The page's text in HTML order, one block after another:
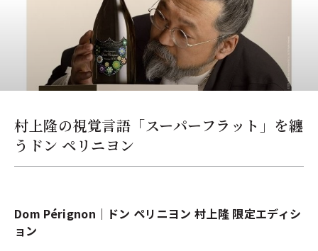
村上隆の視覚言語「スーパーフラット」を纏
うドン ペリニヨン
Dom Pérignon｜ドン ペリニヨン 村上隆 限定エディシ
ョン